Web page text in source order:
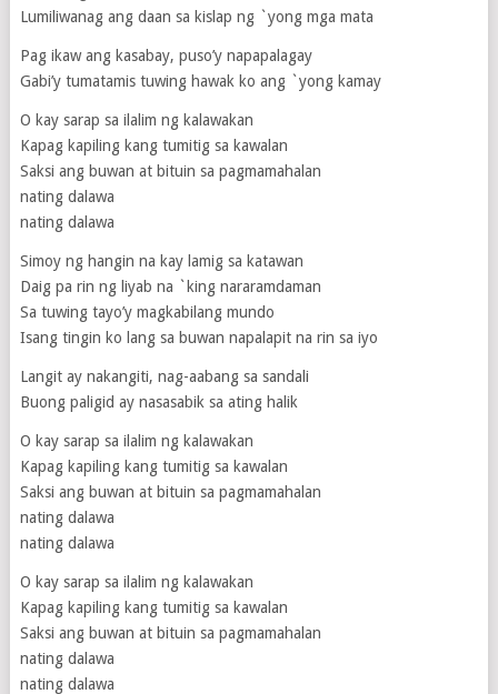
Lumiliwanag ang daan sa kislap ng `yong mga mata
Pag ikaw ang kasabay, puso’y napapalagay
Gabi’y tumatamis tuwing hawak ko ang `yong kamay
O kay sarap sa ilalim ng kalawakan
Kapag kapiling kang tumitig sa kawalan
Saksi ang buwan at bituin sa pagmamahalan
nating dalawa
nating dalawa
Simoy ng hangin na kay lamig sa katawan
Daig pa rin ng liyab na `king nararamdaman
Sa tuwing tayo’y magkabilang mundo
Isang tingin ko lang sa buwan napalapit na rin sa iyo
Langit ay nakangiti, nag-aabang sa sandali
Buong paligid ay nasasabik sa ating halik
O kay sarap sa ilalim ng kalawakan
Kapag kapiling kang tumitig sa kawalan
Saksi ang buwan at bituin sa pagmamahalan
nating dalawa
nating dalawa
O kay sarap sa ilalim ng kalawakan
Kapag kapiling kang tumitig sa kawalan
Saksi ang buwan at bituin sa pagmamahalan
nating dalawa
nating dalawa